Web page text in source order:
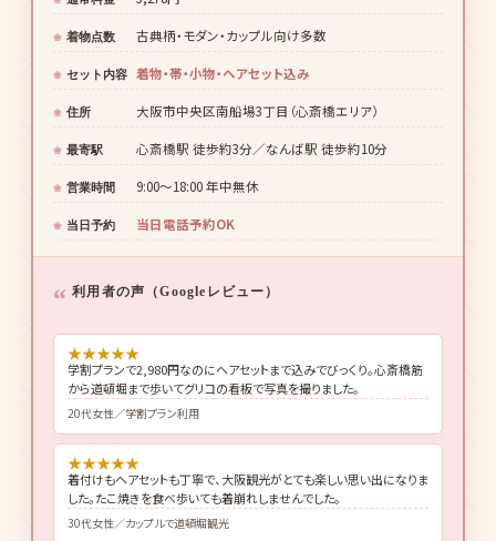
着物点数 古典柄・モダン・カップル向け多数
セット内容 着物・帯・小物・ヘアセット込み
住所 大阪市中央区南船場3丁目（心斎橋エリア）
最寄駅 心斎橋駅 徒歩約3分／なんば駅 徒歩約10分
営業時間 9:00〜18:00 年中無休
当日予約 当日電話予約OK
利用者の声（Googleレビュー）
★★★★★
学割プランで2,980円なのにヘアセットまで込みでびっくり。心斎橋筋
から道頓堀まで歩いてグリコの看板で写真を撮りました。
20代女性／学割プラン利用
★★★★★
着付けもヘアセットも丁寧で、大阪観光がとても楽しい思い出になりま
した。たこ焼きを食べ歩いても着崩れしませんでした。
30代女性／カップルで道頓堀観光